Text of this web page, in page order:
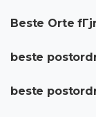
Beste Orte
beste
beste